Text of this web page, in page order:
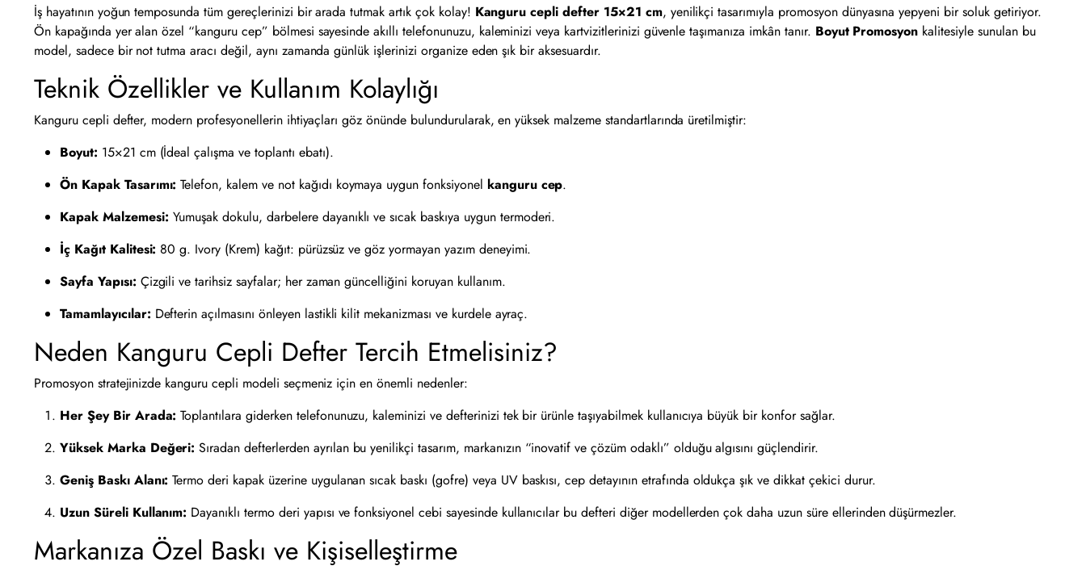
İş hayatının yoğun temposunda tüm gereçlerinizi bir arada tutmak artık çok kolay! Kanguru cepli defter 15×21 cm, yenilikçi tasarımıyla promosyon dünyasına yepyeni bir soluk getiriyor.
Ön kapağında yer alan özel “kanguru cep” bölmesi sayesinde akıllı telefonunuzu, kaleminizi veya kartvizitlerinizi güvenle taşımanıza imkân tanır. Boyut Promosyon kalitesiyle sunulan bu
model, sadece bir not tutma aracı değil, aynı zamanda günlük işlerinizi organize eden şık bir aksesuardır.
Teknik Özellikler ve Kullanım Kolaylığı
Kanguru cepli defter, modern profesyonellerin ihtiyaçları göz önünde bulundurularak, en yüksek malzeme standartlarında üretilmiştir:
Boyut: 15×21 cm (İdeal çalışma ve toplantı ebatı).
Ön Kapak Tasarımı: Telefon, kalem ve not kağıdı koymaya uygun fonksiyonel kanguru cep.
Kapak Malzemesi: Yumuşak dokulu, darbelere dayanıklı ve sıcak baskıya uygun termoderi.
İç Kağıt Kalitesi: 80 g. Ivory (Krem) kağıt: pürüzsüz ve göz yormayan yazım deneyimi.
Sayfa Yapısı: Çizgili ve tarihsiz sayfalar; her zaman güncelliğini koruyan kullanım.
Tamamlayıcılar: Defterin açılmasını önleyen lastikli kilit mekanizması ve kurdele ayraç.
Neden Kanguru Cepli Defter Tercih Etmelisiniz?
Promosyon stratejinizde kanguru cepli modeli seçmeniz için en önemli nedenler:
Her Şey Bir Arada: Toplantılara giderken telefonunuzu, kaleminizi ve defterinizi tek bir ürünle taşıyabilmek kullanıcıya büyük bir konfor sağlar.
Yüksek Marka Değeri: Sıradan defterlerden ayrılan bu yenilikçi tasarım, markanızın “inovatif ve çözüm odaklı” olduğu algısını güçlendirir.
Geniş Baskı Alanı: Termo deri kapak üzerine uygulanan sıcak baskı (gofre) veya UV baskısı, cep detayının etrafında oldukça şık ve dikkat çekici durur.
Uzun Süreli Kullanım: Dayanıklı termo deri yapısı ve fonksiyonel cebi sayesinde kullanıcılar bu defteri diğer modellerden çok daha uzun süre ellerinden düşürmezler.
Markanıza Özel Baskı ve Kişiselleştirme